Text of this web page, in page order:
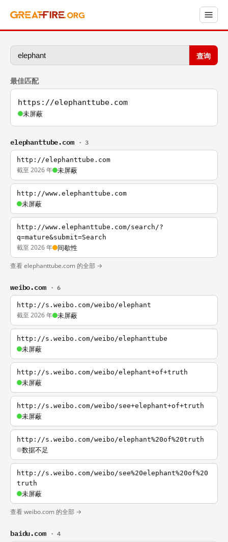
查询
最佳匹配
https://elephanttube.com
未屏蔽
elephanttube.com · 3
http://elephanttube.com
截至 2026 年 未屏蔽
http://www.elephanttube.com
未屏蔽
http://www.elephanttube.com/search/?
q=mature&submit=Search
截至 2026 年 间歇性
查看 elephanttube.com 的全部 →
weibo.com · 6
http://s.weibo.com/weibo/elephant
截至 2026 年 未屏蔽
http://s.weibo.com/weibo/elephanttube
未屏蔽
http://s.weibo.com/weibo/elephant+of+truth
未屏蔽
http://s.weibo.com/weibo/see+elephant+of+truth
未屏蔽
http://s.weibo.com/weibo/elephant%20of%20truth
数据不足
http://s.weibo.com/weibo/see%20elephant%20of%20
truth
未屏蔽
查看 weibo.com 的全部 →
baidu.com · 4